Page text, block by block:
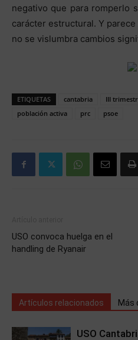
negativo que para romperlo
carácter estructural. Y
no se vislumbra cambios
ETIQUETAS cantabria III
población activa
prc psoe
USO convoca huelga en el
handling de Ryanair
Artículos relacionados Más
USO